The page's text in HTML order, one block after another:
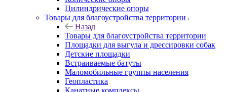
Цилиндрические опоры
Товары для благоустройства территории
Назад
Товары для благоустройства территории
Площадки для выгула и дрессировки собак
Детские площадки
Встраиваемые батуты
Маломобильные группы населения
Геопластика
Канатные комплексы